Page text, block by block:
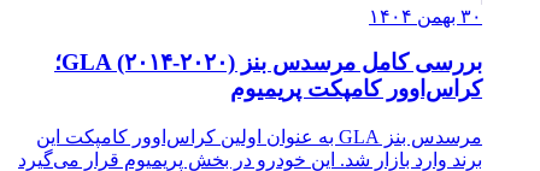
۳۰ بهمن ۱۴۰۴
بررسی کامل مرسدس بنز GLA (۲۰۱۴-۲۰۲۰)؛
کراس‌اوور کامپکت پریمیوم
مرسدس بنز GLA به عنوان اولین کراس‌اوور کامپکت این
برند وارد بازار شد. این خودرو در بخش پریمیوم قرار می‌گیرد